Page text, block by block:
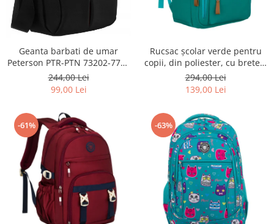
Geanta barbati de umar
Peterson PTR-PTN 73202-7738
BL
244,00 Lei
99,00 Lei
Rucsac școlar verde pentru
copii, din poliester, cu bretele
reglabile - Peterson PTR-PTN
BHX-01-9259 Gree
294,00 Lei
139,00 Lei
-61% -63%